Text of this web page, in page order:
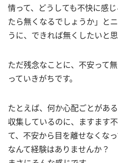
情って、どうしても不快に感
たら無くなるでしょうか」と
うに、できれば無くしたいと
ただ残念なことに、不安って
っていきがちです。
たとえば、何か心配ごとがあ
収集しているのに、ますます
て、不安から目を離せなくな
なんて経験はありませんか？